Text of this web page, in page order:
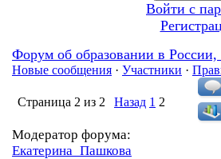
Войти с
Форум об образовании в
Новые сообщения · Участники ·
Страница 2 из 2 Назад 1 2
Модератор форума:
Екатерина_Пашкова